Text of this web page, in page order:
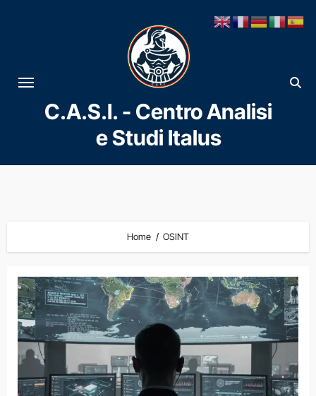
al
contenuto
C.A.S.I. - Centro Analisi
e Studi Italus
Home OSINT